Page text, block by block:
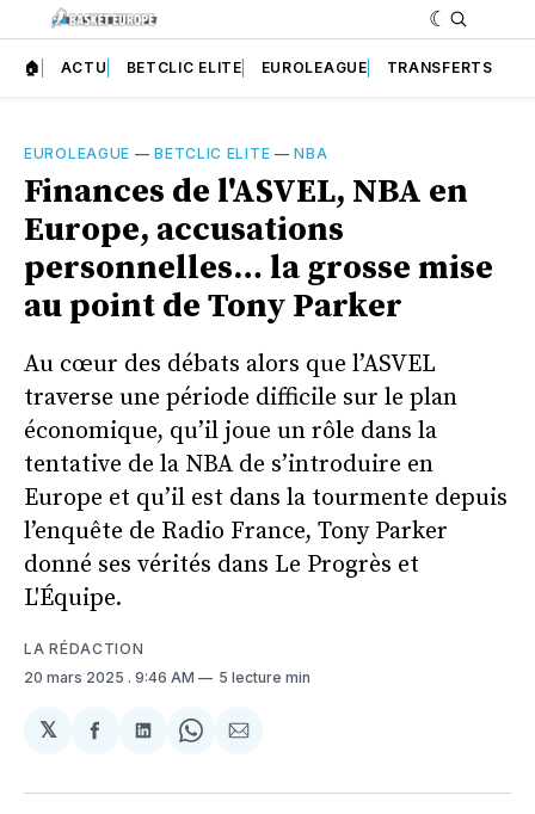
🏠 ACTU BETCLIC ELITE EUROLEAGUE TRANSFERTS
EUROLEAGUE —BETCLIC ELITE —NBA
Finances de l'ASVEL, NBA en
Europe, accusations
personnelles… la grosse mise
au point de Tony Parker
Au cœur des débats alors que l’ASVEL
traverse une période difficile sur le plan
économique, qu’il joue un rôle dans la
tentative de la NBA de s’introduire en
Europe et qu’il est dans la tourmente depuis
l’enquête de Radio France, Tony Parker
donné ses vérités dans Le Progrès et
L'Équipe.
LA RÉDACTION
20 mars 2025 . 9:46 AM 5 lecture min
𝕏
Partager
Facebook
Partager
LinkedIn
Share
WhatsApp
Partager
Courriel